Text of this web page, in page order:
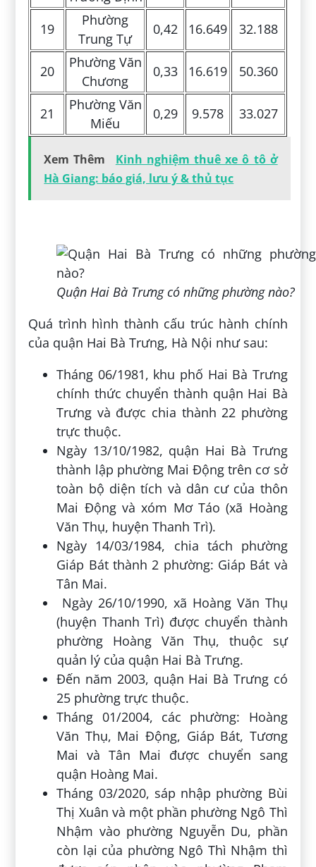
19
Phường
Trung Tự
0,42 16.649 32.188
20
Phường Văn
Chương
0,33 16.619 50.360
21
Phường Văn
Miếu
0,29 9.578 33.027
Xem Thêm
Kinh nghiệm thuê xe ô tô ở
Hà Giang: báo giá, lưu ý & thủ tục
Quận Hai Bà Trưng có những phường nào?
Quá trình hình thành cấu trúc hành chính
của quận Hai Bà Trưng, Hà Nội như sau:
Tháng 06/1981, khu phố Hai Bà Trưng
chính thức chuyển thành quận Hai Bà
Trưng và được chia thành 22 phường
trực thuộc.
Ngày 13/10/1982, quận Hai Bà Trưng
thành lập phường Mai Động trên cơ sở
toàn bộ diện tích và dân cư của thôn
Mai Động và xóm Mơ Táo (xã Hoàng
Văn Thụ, huyện Thanh Trì).
Ngày 14/03/1984, chia tách phường
Giáp Bát thành 2 phường: Giáp Bát và
Tân Mai.
Ngày 26/10/1990, xã Hoàng Văn Thụ
(huyện Thanh Trì) được chuyển thành
phường Hoàng Văn Thụ, thuộc sự
quản lý của quận Hai Bà Trưng.
Đến năm 2003, quận Hai Bà Trưng có
25 phường trực thuộc.
Tháng 01/2004, các phường: Hoàng
Văn Thụ, Mai Động, Giáp Bát, Tương
Mai và Tân Mai được chuyển sang
quận Hoàng Mai.
Tháng 03/2020, sáp nhập phường Bùi
Thị Xuân và một phần phường Ngô Thì
Nhậm vào phường Nguyễn Du, phần
còn lại của phường Ngô Thì Nhậm thì